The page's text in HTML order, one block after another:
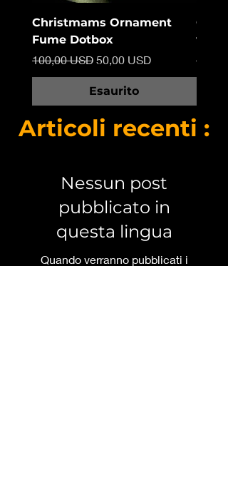
Christmams Ornament
Fume Dotbox
Prezzo regolare
100,00 USD Prezzo scontato
50,00 USD
Esaurito
Articoli recenti :
Nessun post
pubblicato in
questa lingua
Quando verranno pubblicati i